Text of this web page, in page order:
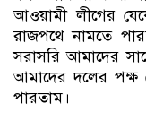
আওয়ামী লীগের
রাজপথে নামতে
সরাসরি আমাদের
আমাদের দলের পক্ষ
পারতাম।